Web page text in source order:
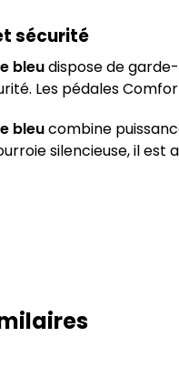
sécurité
bleudispose de garde-
Les pédales
bleucombine
silencieuse, il